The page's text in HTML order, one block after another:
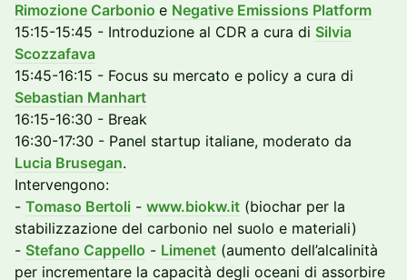
Rimozione Carbonio e Negative Emissions Platform
15:15-15:45 - Introduzione al CDR a cura di Silvia
Scozzafava
15:45-16:15 - Focus su mercato e policy a cura di
Sebastian Manhart
16:15-16:30 - Break
16:30-17:30 - Panel startup italiane, moderato da
Lucia Brusegan.
Intervengono:
- Tomaso Bertoli - www.biokw.it (biochar per la
stabilizzazione del carbonio nel suolo e materiali)
- Stefano Cappello - Limenet (aumento dell’alcalinità
per incrementare la capacità degli oceani di assorbire